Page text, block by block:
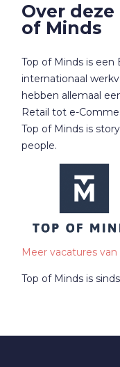
Over
of Minds
Top of Minds is
internationaal
hebben allemaal
Retail tot e-
Top of Minds is
people.
Meer vacatures
Top of Minds is